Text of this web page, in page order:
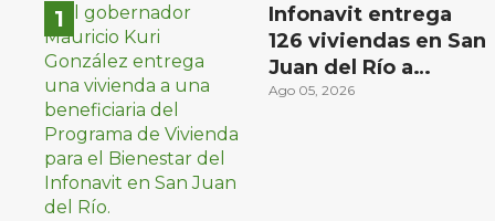
Infonavit entrega
126 viviendas en San
Juan del Río a
familias de bajos
Ago 05, 2026